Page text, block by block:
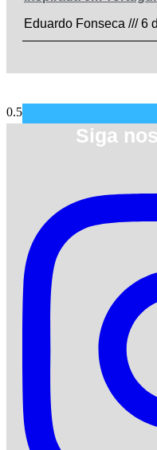
Eduardo Fonseca
6
Siga